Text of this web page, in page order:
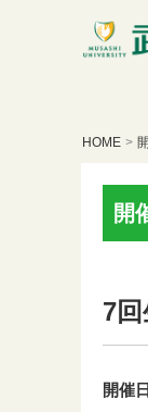
HOME >
開
7
開催